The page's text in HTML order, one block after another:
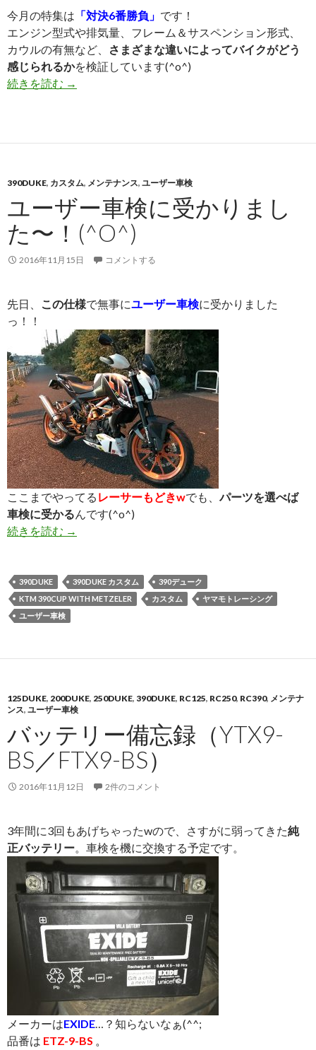
今月の特集は 「対決6番勝負」 です！
エンジン型式や排気量、フレーム＆サスペンション形式、
カウルの有無など、
さまざまな違いによってバイクがどう
感じられるかを検証しています(^o^)
続きを読む U4（アンダー400）最新号（NO61）発売中！
→
390DUKE, カスタム, メンテナンス, ユーザー車検
ユーザー車検に受かりまし
た〜！(^O^)
2016年11月15日 コメントする
先日、 この仕様で無事にユーザー車検に受かりました
っ！！
ここまでやってる レーサーもどきwでも、パーツを選べば
車検に受かるんです(^o^)
続きを読む ユーザー車検に受かりました〜！(^o^)
→
390DUKE 390DUKE カスタム
390デューク
KTM 390CUP WITH METZELER
カスタム
ヤマモトレーシング
ユーザー車検
125DUKE, 200DUKE, 250DUKE, 390DUKE, RC125, RC250, RC390, メンテナ
ンス, ユーザー車検
バッテリー備忘録（YTX9-
BS／FTX9-BS）
2016年11月12日 2件のコメント
3年間に3回もあげちゃったwので、さすがに弱ってきた純
正バッテリー。車検を機に交換する予定です。
メーカーはEXIDE…？知らないなぁ(^^;
品番は ETZ-9-BS 。